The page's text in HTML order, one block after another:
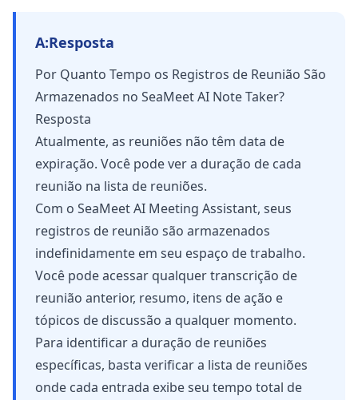
A:Resposta
Por Quanto Tempo os Registros de Reunião São
Armazenados no SeaMeet AI Note Taker?
Resposta
Atualmente, as reuniões não têm data de
expiração. Você pode ver a duração de cada
reunião na lista de reuniões.
Com o SeaMeet AI Meeting Assistant, seus
registros de reunião são armazenados
indefinidamente em seu espaço de trabalho.
Você pode acessar qualquer transcrição de
reunião anterior, resumo, itens de ação e
tópicos de discussão a qualquer momento.
Para identificar a duração de reuniões
específicas, basta verificar a lista de reuniões
onde cada entrada exibe seu tempo total de